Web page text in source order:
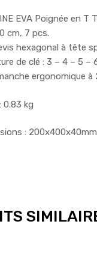
EVA Poignée en T
cm, 7 pcs.
hexagonal à tête
de clé : 3 – 4 – 5 –
ergonomique
0.83 kg
: 200x400x40mm